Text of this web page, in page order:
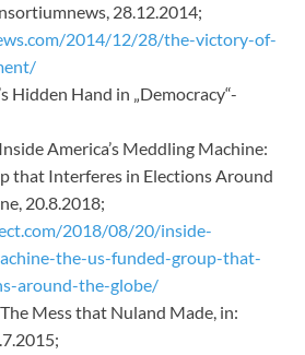
28.12.2014;
2014/12/28/the-victory-of-
Hidden Hand in „Democracy“-
America’s Meddling Machine:
that Interferes in Elections Around
20.8.2018;
2018/08/20/inside-
the-us-funded-group-that-
around-the-globe/
Mess that Nuland Made, in: